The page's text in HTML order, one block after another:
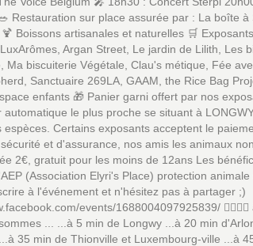
Restauration sur place assurée par : La boîte à
Boissons artisanales et naturelles 🛒
Argan Street, Le jardin de Lilith, Les
Ma biscuiterie Végétale, Clau's métique, Fée
Sanctuaire 269LA, GAAM, the Rice Bag
enfants 🎁 Panier garni offert par nos
automatique le plus proche se situant à
espèces. Certains exposants acceptent le
et d'assurance, nos amis les animaux
2€, gratuit pour les moins de 12ans Les
(Association Elyri's Place) protection
à l'événement et n'hésitez pas à partager ;)
events/1688004097925839/
... ...à 5 min de Longwy ...à 20 min
35 min de Thionville et Luxembourg-ville ...à